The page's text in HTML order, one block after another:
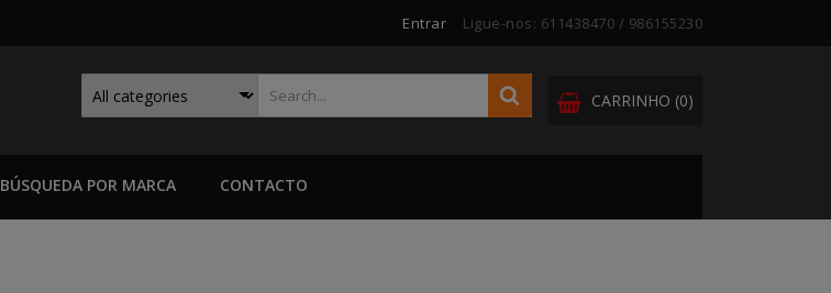
Entrar Ligue-nos: 611438470 / 986155230
CARRINHO (0)
BÚSQUEDA POR MARCA CONTACTO